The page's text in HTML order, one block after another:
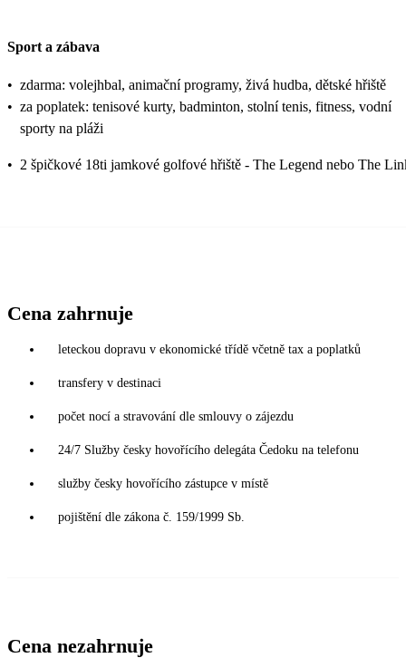
Sport a zábava
• zdarma: volejhbal, animační programy, živá hudba, dětské hřiště
• za poplatek: tenisové kurty, badminton, stolní tenis, fitness, vodní
sporty na pláži
• 2 špičkové 18ti jamkové golfové hřiště - The Legend nebo The
Cena zahrnuje
leteckou dopravu v ekonomické třídě včetně tax a poplatků
transfery v destinaci
počet nocí a stravování dle smlouvy o zájezdu
24/7 Služby česky hovořícího delegáta Čedoku na telefonu
služby česky hovořícího zástupce v místě
pojištění dle zákona č. 159/1999 Sb.
Cena nezahrnuje